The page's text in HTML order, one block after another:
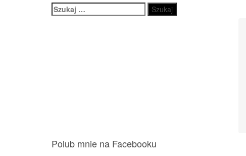
Szukaj:
Polub mnie na Facebooku